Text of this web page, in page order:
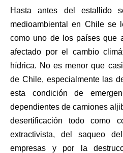
Hasta antes del estallido
medioambiental en Chile se
como uno de los países que
afectado por el cambio
hídrica. No es menor que
de Chile, especialmente las
esta condición de
dependientes de camiones
desertificación todo como
extractivista, del saqueo
empresas y por la